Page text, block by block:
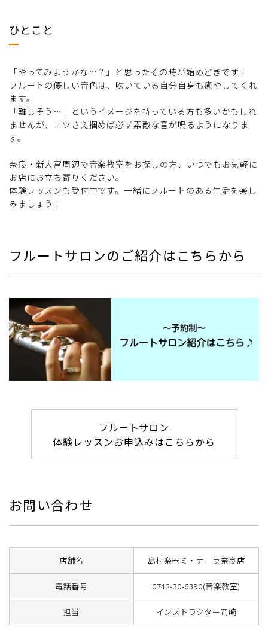
ひとこと
「やってみようかな…？」と思ったその時が始めどきです！
フルートの優しい音色は、吹いている自分自身も癒やしてくれ
ます。
「難しそう…」というイメージを持っている方も多いかもしれ
ませんが、コツさえ掴めば必ず素敵な音が鳴るようになりま
す。
奈良・新大宮周辺で音楽教室をお探しの方、いつでもお気軽に
お店にお立ち寄りください。
体験レッスンも受付中です。一緒にフルートのある生活を楽し
みましょう！
フルートサロンのご紹介はこちらから
フルートサロン
体験レッスンお申込みはこちらから
お問い合わせ
店舗名 島村楽器ミ・ナーラ奈良店
電話番号 0742-30-6390(音楽教室)
担当 インストラクター岡崎